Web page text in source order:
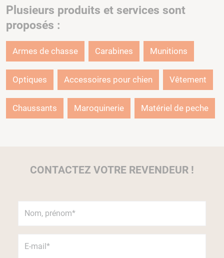
Plusieurs produits et services sont
proposés :
Armes de chasse Carabines Munitions
Optiques Accessoires pour chien Vêtement
Chaussants Maroquinerie Matériel de peche
CONTACTEZ VOTRE REVENDEUR !